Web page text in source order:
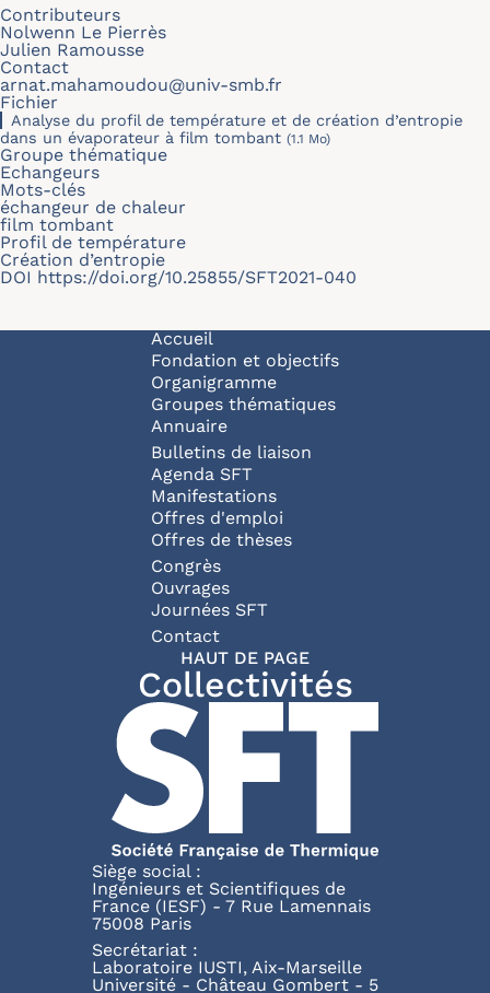
Contributeurs
Nolwenn Le Pierrès
Julien Ramousse
Contact
arnat.mahamoudou@univ-smb.fr
Fichier
Analyse du profil de température et de création d’entropie
dans un évaporateur à film tombant (1.1 Mo)
Groupe thématique
Echangeurs
Mots-clés
échangeur de chaleur
film tombant
Profil de température
Création d’entropie
DOI https://doi.org/10.25855/SFT2021-040
Navigation principale
Accueil
Fondation et objectifs
Organigramme
Groupes thématiques
Annuaire
Bulletins de liaison
Agenda SFT
Manifestations
Offres d'emploi
Offres de thèses
Congrès
Ouvrages
Journées SFT
Pied de page
Contact
HAUT DE PAGE
Collectivités
Siège social :
Ingénieurs et Scientifiques de
France (IESF) - 7 Rue Lamennais
75008 Paris
Secrétariat :
Laboratoire IUSTI, Aix-Marseille
Université - Château Gombert - 5